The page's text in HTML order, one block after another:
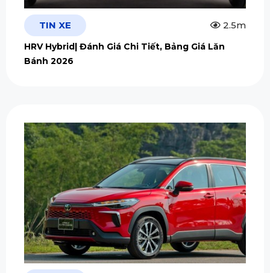
TIN XE 2.5m
HRV Hybrid| Đánh Giá Chi Tiết, Bảng Giá Lăn
Bánh 2026